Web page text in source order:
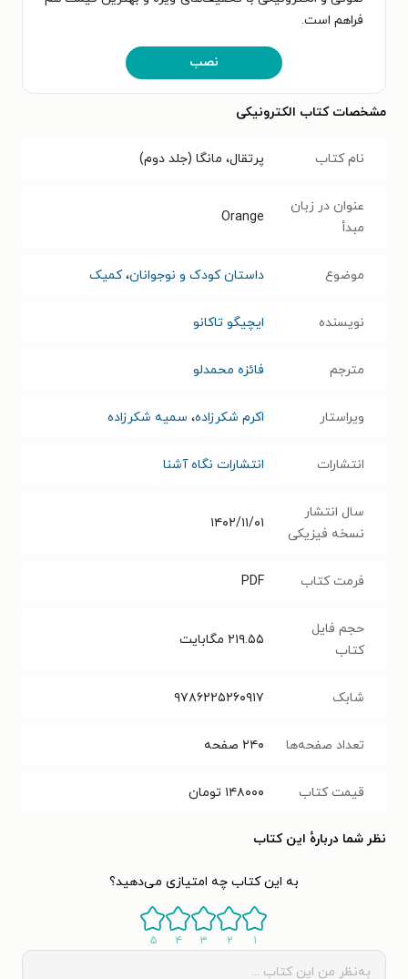
فراهم است.
نصب
مشخصات کتاب الکترونیکی
نام کتاب پرتقال، مانگا (جلد دوم)
عنوان در زبان
مبدأ
Orange
موضوع داستان کودک و نوجوانان،کمیک
نویسنده ایچیگو تاکانو
مترجم فائزه محمدلو
ویراستار اکرم شکرزاده، سمیه شکرزاده
انتشارات انتشارات نگاه آشنا
سال انتشار
نسخه فیزیکی
۱۴۰۲/۱۱/۰۱
فرمت کتاب PDF
حجم فایل
کتاب
۲۱۹.۵۵ مگابایت
شابک ۹۷۸۶۲۲۵۲۶۰۹۱۷
تعداد صفحه‌ها ۲۴۰ صفحه
قیمت کتاب ۱۴۸۰۰۰ تومان
نظر شما دربارهٔ این کتاب
به این کتاب چه امتیازی می‌دهید؟
۱ ۲ ۳ ۴ ۵